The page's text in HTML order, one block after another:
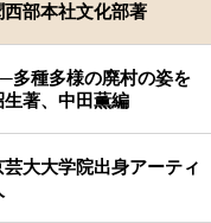
部本社文化部著
多種多様の廃村の姿を
著、中田薫編
大大学院出身アーティ